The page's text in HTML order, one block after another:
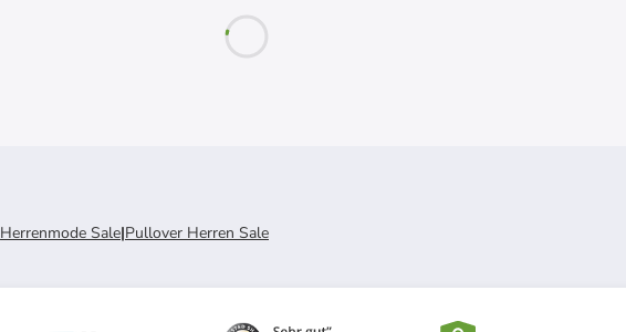
Herrenmode Sale|Pullover Herren Sale